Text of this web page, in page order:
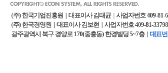
(주) 한국기업진흥원 |대표이사 김태균 |사업자번호 409-81-
(주) 한국경영원 |대표이사 김보현 |사업자번호 409-81-
광주광역시 북구 경양로 170(중흥동) 한경빌딩 5~7층 |대표번